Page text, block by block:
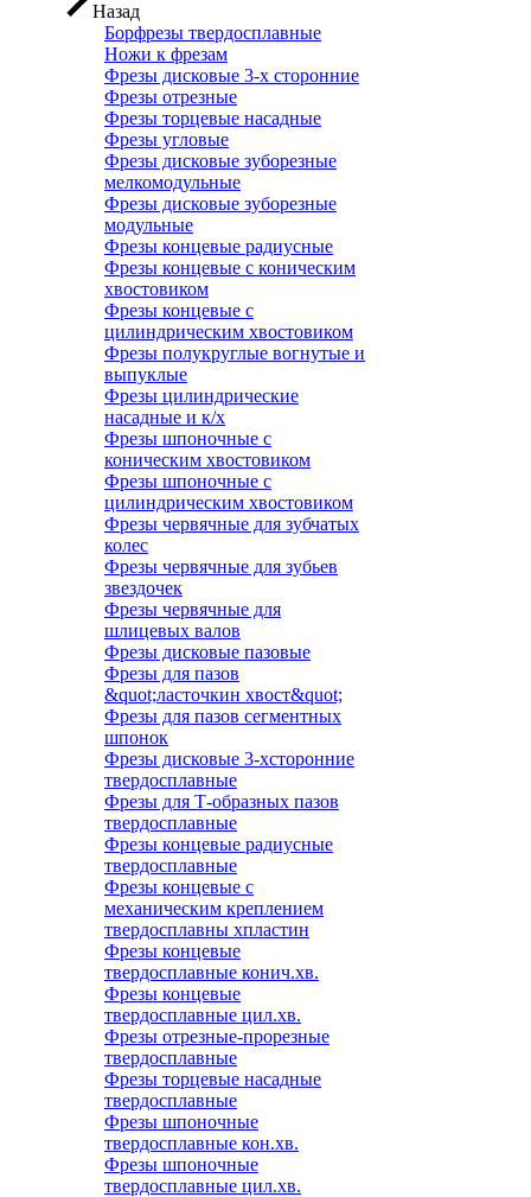
Назад
Борфрезы твердосплавные
Ножи к фрезам
Фрезы дисковые 3-х сторонние
Фрезы отрезные
Фрезы торцевые насадные
Фрезы угловые
Фрезы дисковые зуборезные
мелкомодульные
Фрезы дисковые зуборезные
модульные
Фрезы концевые радиусные
Фрезы концевые с коническим
хвостовиком
Фрезы концевые с
цилиндрическим хвостовиком
Фрезы полукруглые вогнутые и
выпуклые
Фрезы цилиндрические
насадные и к/х
Фрезы шпоночные с
коническим хвостовиком
Фрезы шпоночные с
цилиндрическим хвостовиком
Фрезы червячные для зубчатых
колес
Фрезы червячные для зубьев
звездочек
Фрезы червячные для
шлицевых валов
Фрезы дисковые пазовые
Фрезы для пазов
&quot;ласточкин хвост&quot;
Фрезы для пазов сегментных
шпонок
Фрезы дисковые 3-хсторонние
твердосплавные
Фрезы для Т-образных пазов
твердосплавные
Фрезы концевые радиусные
твердосплавные
Фрезы концевые с
механическим креплением
твердосплавны хпластин
Фрезы концевые
твердосплавные конич.хв.
Фрезы концевые
твердосплавные цил.хв.
Фрезы отрезные-прорезные
твердосплавные
Фрезы торцевые насадные
твердосплавные
Фрезы шпоночные
твердосплавные кон.хв.
Фрезы шпоночные
твердосплавные цил.хв.